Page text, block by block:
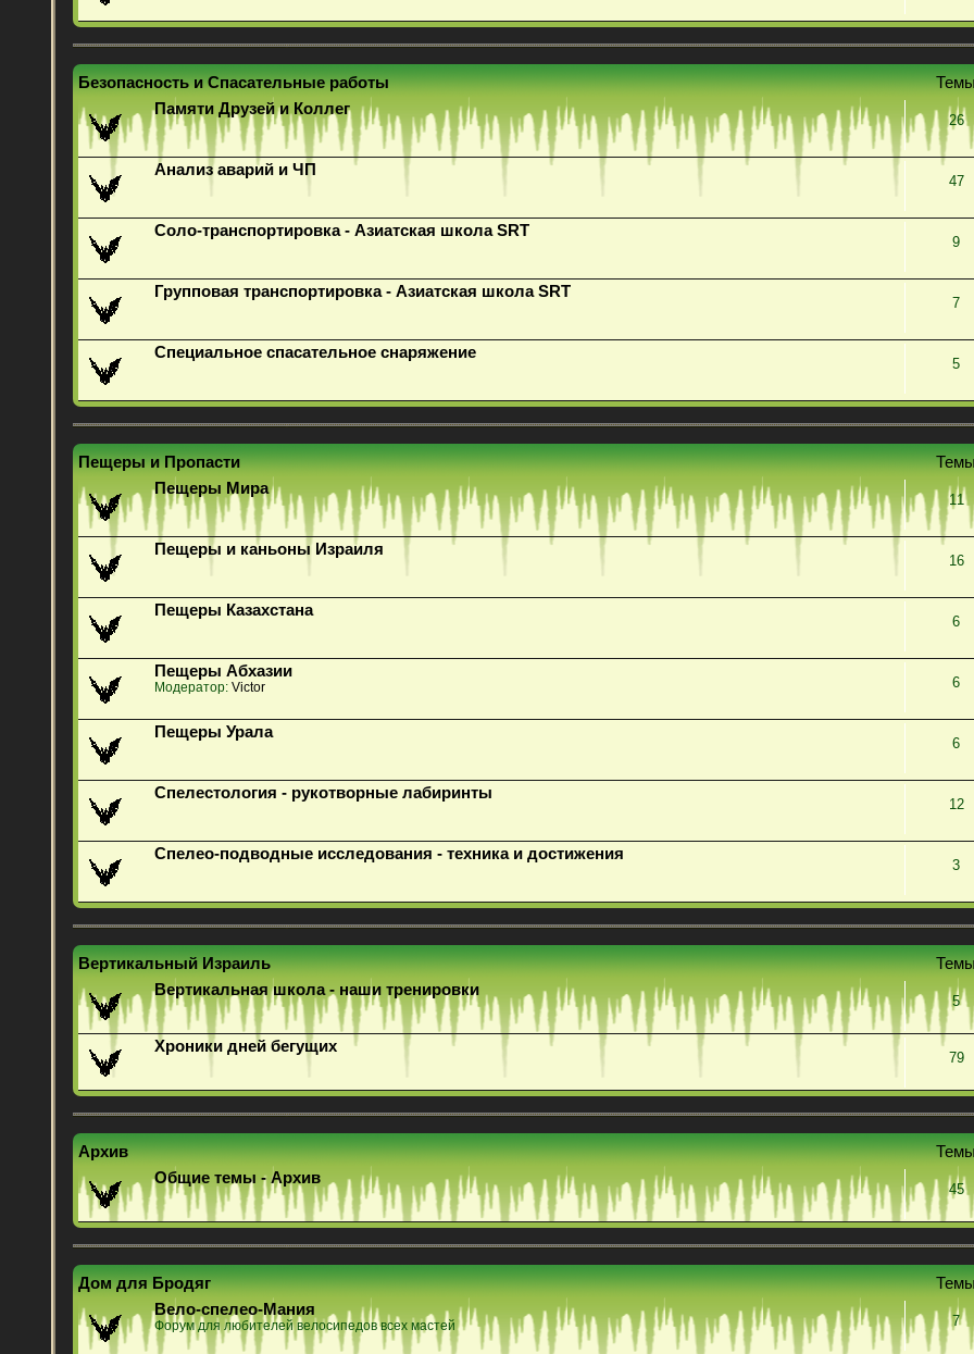
Безопасность и Спасательные работы
Памяти Друзей и Коллег
26
Анализ аварий и ЧП
47
Соло-транспортировка - Азиатская школа SRT
9
Групповая транспортировка - Азиатская школа SRT
7
Специальное спасательное снаряжение
5
Пещеры и Пропасти
Пещеры Мира
11
Пещеры и каньоны Израиля
16
Пещеры Казахстана
6
Пещеры Абхазии
Модератор: Victor 6
Пещеры Урала
6
Спелестология - рукотворные лабиринты
12
Спелео-подводные исследования - техника и достижения
3
Вертикальный Израиль
Вертикальная школа - наши тренировки
5
Хроники дней бегущих
79
Архив
Общие темы - Архив
45
Дом для Бродяг
Вело-спелео-Мания
Форум для любителей велосипедов всех мастей 7